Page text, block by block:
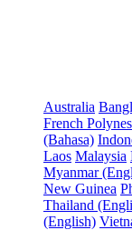
Australia
French
(Bahasa)
Laos Malaysia
Myanmar
New Guinea
Thailand
(English)